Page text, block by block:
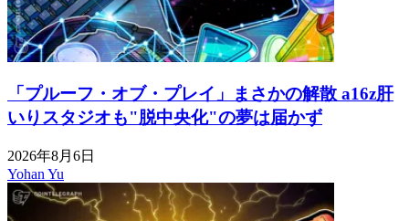
「プルーフ・オブ・プレイ」まさかの解散 a16z肝
いりスタジオも"脱中央化"の夢は届かず
2026年8月6日
Yohan Yu